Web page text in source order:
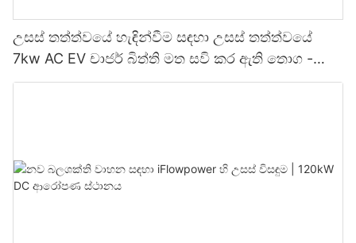
උසස් තත්ත්වයේ හැඳින්වීම සඳහා උසස් තත්ත්වයේ
7kw AC EV චාජර් බිත්ති මත සවි කර ඇති තොග -
iFlowpower